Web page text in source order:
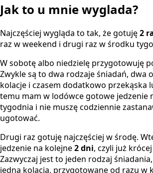
Jak to u mnie wyglada?
Najczęściej wygląda to tak, że gotuję2
raz w weekend i drugi raz w środku
W sobotę albo niedzielę przygotowuję
Zwykle są to dwa rodzaje śniadań, dwa
kolacje i czasem dodatkowo przekąska
temu mam w lodówce gotowe jedzenie
tygodnia i nie muszę codziennie
ugotować.
Drugi raz gotuję najczęściej w środę.
jedzenie na kolejne2 dni, czyli już
Zazwyczaj jest to jeden rodzaj
jedna kolacja, przygotowane od razu w